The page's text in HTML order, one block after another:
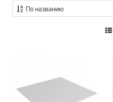
По названию